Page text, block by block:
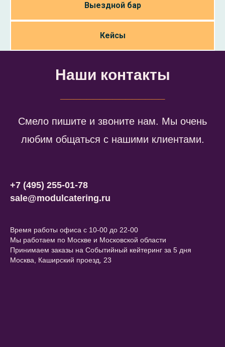
Выездной бар
Кейсы
Наши контакты
Смело пи шите и звоните нам. Мы очень
любим общаться с нашими клиентами.
+7 (495) 255-01-78
sale@modulcatering.ru
Время работы офиса с 10-00 до 22-00
Мы работаем по Москве и Московской области
Принимаем заказы на Событийный кейтеринг за 5 дня
Москва, Каширский проезд, 23